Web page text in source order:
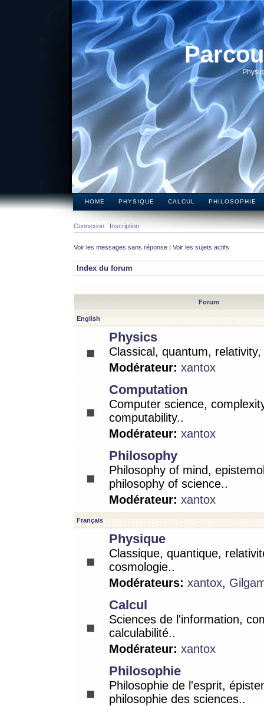
HOME PHYSIQUE CALCUL PHILOSOPHIE
Connexion Inscription
Voir les messages sans réponse | Voir les sujets actifs
Index du forum
Forum
English
Physics
Classical, quantum,
Modérateur: xantox
Computation
Computer science,
computability..
Modérateur: xantox
Philosophy
Philosophy of mind,
philosophy of science..
Modérateur: xantox
Français
Physique
Classique, quantique,
cosmologie..
Modérateurs: xantox,
Calcul
Sciences de l'information,
calculabilité..
Modérateur: xantox
Philosophie
Philosophie de l'esprit,
philosophie des sciences..